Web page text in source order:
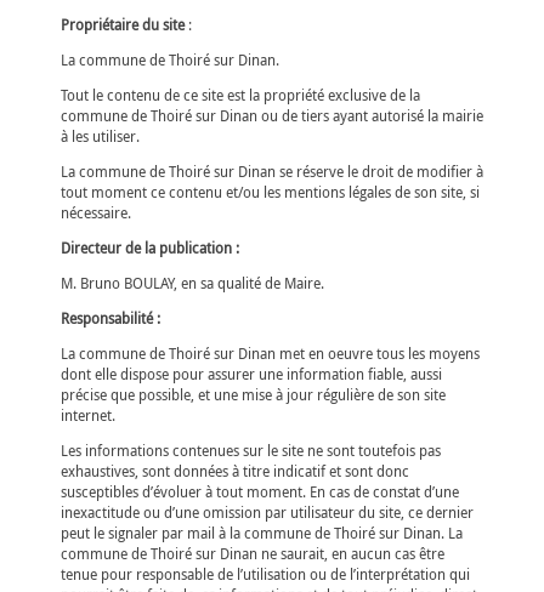
Propriétaire du site:
La commune de Thoiré sur Dinan.
Tout le contenu de ce site est la propriété exclusive de la
commune de Thoiré sur Dinan ou de tiers ayant autorisé la mairie
à les utiliser.
La commune de Thoiré sur Dinan se réserve le droit de modifier à
tout moment ce contenu et/ou les mentions légales de son site, si
nécessaire.
Directeur de la publication :
M. Bruno BOULAY, en sa qualité de Maire.
Responsabilité :
La commune de Thoiré sur Dinan met en oeuvre tous les moyens
dont elle dispose pour assurer une information fiable, aussi
précise que possible, et une mise à jour régulière de son site
internet.
Les informations contenues sur le site ne sont toutefois pas
exhaustives, sont données à titre indicatif et sont donc
susceptibles d’évoluer à tout moment. En cas de constat d’une
inexactitude ou d’une omission par utilisateur du site, ce dernier
peut le signaler par mail à la commune de Thoiré sur Dinan. La
commune de Thoiré sur Dinan ne saurait, en aucun cas être
tenue pour responsable de l’utilisation ou de l’interprétation qui